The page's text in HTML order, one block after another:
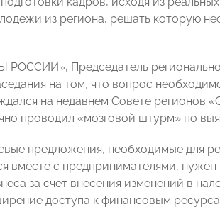
из региона, решать которую
Председатель
на том, что вопрос
на недавнем Совете
проводил «мозговой штурм» по
предложения, необходимые для
вместе с предпринимателями,
за счет внесения изменений в
доступа к финансовым